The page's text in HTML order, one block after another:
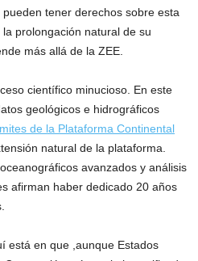
pueden tener derechos sobre esta
prolongación natural de su
más allá de la ZEE.
científico minucioso. En este
geológicos e hidrográficos
de la Plataforma Continental
natural de la plataforma.
avanzados y análisis
afirman haber dedicado 20 años
está en que ,aunque Estados